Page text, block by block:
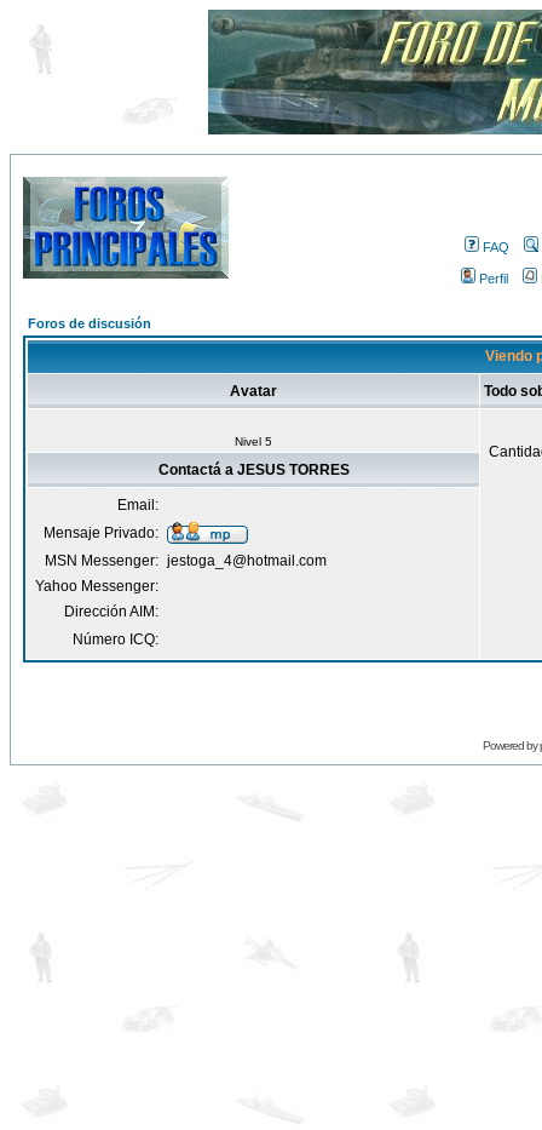
FAQ
Perfil
Foros de discusión
Viendo
Avatar Todo
Nivel 5
Contactá a JESUS TORRES
Email:
Mensaje Privado:
MSN Messenger: jestoga_4@hotmail.com
Yahoo Messenger:
Dirección AIM:
Número ICQ:
Powered by